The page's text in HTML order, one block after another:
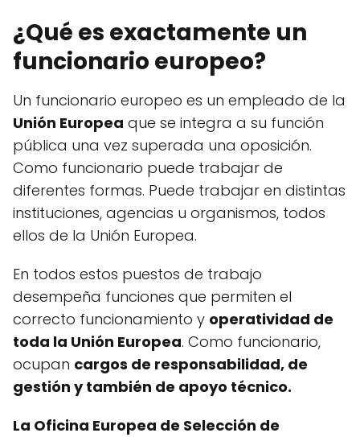
¿Qué es exactamente un
funcionario europeo?
Un funcionario europeo es un empleado de la
Unión Europea que se integra a su función
pública una vez superada una oposición.
Como funcionario puede trabajar de
diferentes formas. Puede trabajar en distintas
instituciones, agencias u organismos, todos
ellos de la Unión Europea.
En todos estos puestos de trabajo
desempeña funciones que permiten el
correcto funcionamiento y operatividad de
toda la Unión Europea. Como funcionario,
ocupan cargos de responsabilidad, de
gestión y también de apoyo técnico.
La Oficina Europea de Selección de